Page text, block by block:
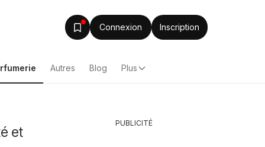
Connexion Inscription
Autres Blog Plus
et
PUBLICITÉ